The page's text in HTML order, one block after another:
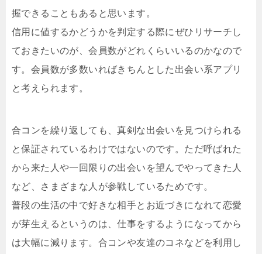
握できることもあると思います。
信用に値するかどうかを判定する際にぜひリサーチし
ておきたいのが、会員数がどれくらいいるのかなので
す。会員数が多数いればきちんとした出会い系アプリ
と考えられます。
合コンを繰り返しても、真剣な出会いを見つけられる
と保証されているわけではないのです。ただ呼ばれた
から来た人や一回限りの出会いを望んでやってきた人
など、さまざまな人が参戦しているためです。
普段の生活の中で好きな相手とお近づきになれて恋愛
が芽生えるというのは、仕事をするようになってから
は大幅に減ります。合コンや友達のコネなどを利用し